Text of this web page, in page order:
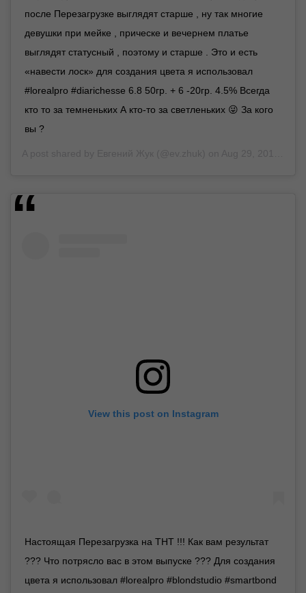
после Перезагрузке выглядят старше , ну так многие
девушки при мейке , прическе и вечернем платье
выглядят статусный , поэтому и старше . Это и есть
«навести лоск» для создания цвета я использовал
#lorealpro #diarichesse 6.8 50гр. + 6 -20гр. 4.5% Всегда
кто то за темненьких А кто-то за светленьких 😜 За кого
вы ?
View this post on Instagram
Настоящая Перезагрузка на ТНТ !!! Как вам результат
??? Что потрясло вас в этом выпуске ??? Для создания
цвета я использовал #lorealpro #blondstudio #smartbond